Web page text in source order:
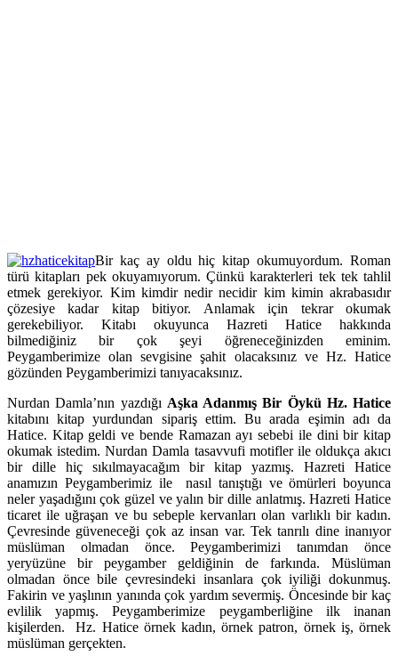
Bir kaç ay oldu hiç kitap okumuyordum. Roman
türü kitapları pek okuyamıyorum. Çünkü karakterleri tek tek tahlil
etmek gerekiyor. Kim kimdir nedir necidir kim kimin akrabasıdır
çözesiye kadar kitap bitiyor. Anlamak için tekrar okumak
gerekebiliyor. Kitabı okuyunca Hazreti Hatice hakkında
bilmediğiniz bir çok şeyi öğreneceğinizden eminim.
Peygamberimize olan sevgisine şahit olacaksınız ve Hz. Hatice
gözünden Peygamberimizi tanıyacaksınız.
Nurdan Damla’nın yazdığı Aşka Adanmış Bir Öykü Hz. Hatice
kitabını kitap yurdundan sipariş ettim. Bu arada eşimin adı da
Hatice. Kitap geldi ve bende Ramazan ayı sebebi ile dini bir kitap
okumak istedim. Nurdan Damla tasavvufi motifler ile oldukça akıcı
bir dille hiç sıkılmayacağım bir kitap yazmış. Hazreti Hatice
anamızın Peygamberimiz ile nasıl tanıştığı ve ömürleri boyunca
neler yaşadığını çok güzel ve yalın bir dille anlatmış. Hazreti Hatice
ticaret ile uğraşan ve bu sebeple kervanları olan varlıklı bir kadın.
Çevresinde güveneceği çok az insan var. Tek tanrılı dine inanıyor
müslüman olmadan önce. Peygamberimizi tanımdan önce
yeryüzüne bir peygamber geldiğinin de farkında. Müslüman
olmadan önce bile çevresindeki insanlara çok iyiliği dokunmuş.
Fakirin ve yaşlının yanında çok yardım severmiş. Öncesinde bir kaç
evlilik yapmış. Peygamberimize peygamberliğine ilk inanan
kişilerden. Hz. Hatice örnek kadın, örnek patron, örnek iş, örnek
müslüman gerçekten.